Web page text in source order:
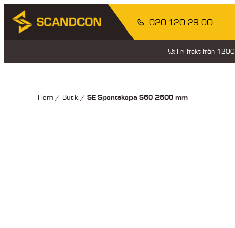
020-120 29 00
Fri frakt från
Hem / Butik/SE Spontskopa S60 2500 mm